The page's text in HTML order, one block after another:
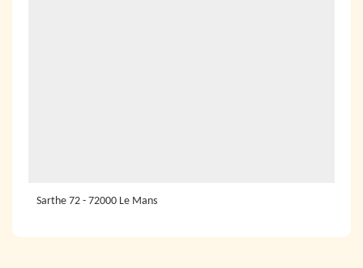
Sarthe 72 - 72000 Le Mans